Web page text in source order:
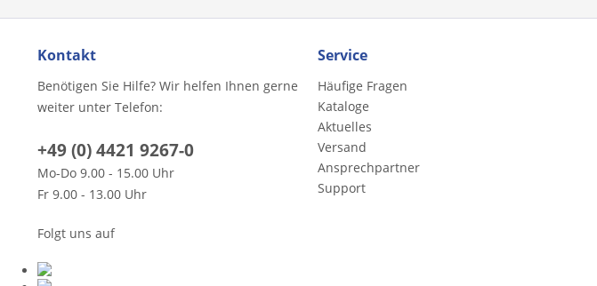
Kontakt
Benötigen Sie Hilfe? Wir helfen Ihnen gerne
weiter unter Telefon:
+49 (0) 4421 9267-0
Mo-Do 9.00 - 15.00 Uhr
Fr 9.00 - 13.00 Uhr
Folgt uns auf
Service
Häufige Fragen
Kataloge
Aktuelles
Versand
Ansprechpartner
Support